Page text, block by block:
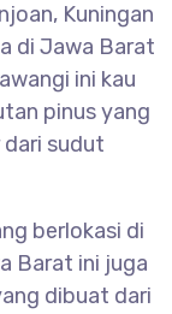
Kuningan
di Jawa Barat
ini kau
pinus yang
sudut
berlokasi di
Barat ini juga
dibuat dari